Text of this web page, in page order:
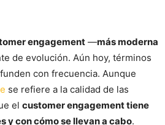
engagement —más moderna
de evolución. Aún hoy, términos
con frecuencia. Aunque
se refiere a la calidad de las
el customer engagement tiene
y con cómo se llevan a cabo.